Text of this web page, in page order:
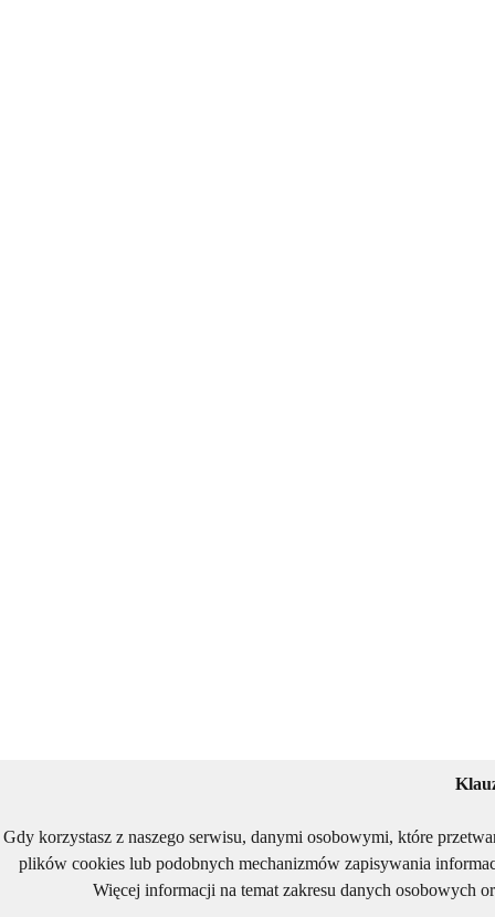
Gdy korzystasz z naszego serwisu, danymi osobowymi, które
plików cookies lub podobnych mechanizmów zapisywania
Więcej informacji na temat zakresu danych osobowych